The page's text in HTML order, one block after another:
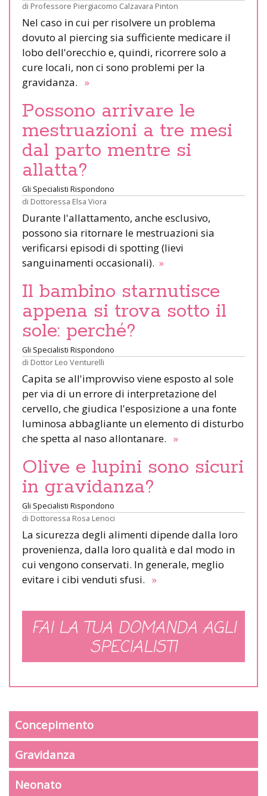
di Professore Piergiacomo Calzavara Pinton
Nel caso in cui per risolvere un problema
dovuto al piercing sia sufficiente medicare il
lobo dell'orecchio e, quindi, ricorrere solo a
cure locali, non ci sono problemi per la
gravidanza. »
Possono arrivare le
mestruazioni a tre mesi
dal parto mentre si
allatta?
Gli Specialisti Rispondono
di Dottoressa Elsa Viora
Durante l'allattamento, anche esclusivo,
possono sia ritornare le mestruazioni sia
verificarsi episodi di spotting (lievi
sanguinamenti occasionali). »
Il bambino starnutisce
appena si trova sotto il
sole: perché?
Gli Specialisti Rispondono
di Dottor Leo Venturelli
Capita se all'improvviso viene esposto al sole
per via di un errore di interpretazione del
cervello, che giudica l'esposizione a una fonte
luminosa abbagliante un elemento di disturbo
che spetta al naso allontanare. »
Olive e lupini sono sicuri
in gravidanza?
Gli Specialisti Rispondono
di Dottoressa Rosa Lenoci
La sicurezza degli alimenti dipende dalla loro
provenienza, dalla loro qualità e dal modo in
cui vengono conservati. In generale, meglio
evitare i cibi venduti sfusi. »
FAI LA TUA DOMANDA AGLI
SPECIALISTI
Concepimento
Gravidanza
Neonato